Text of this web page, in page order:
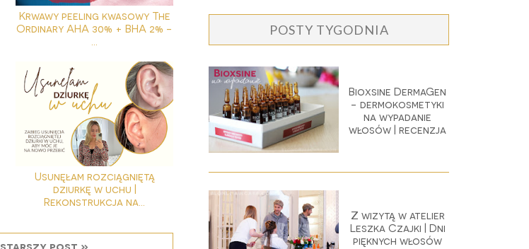
Krwawy peeling kwasowy The
Ordinary AHA 30% + BHA 2% -
Usunęłam rozciągniętą
dziurkę w uchu |
Rekonstrukcja na...
starszy post »
POSTY TYGODNIA
Bioxsine DermaGen
- dermokosmetyki
na wypadanie
włosów | recenzja
Z wizytą w atelier
Leszka Czajki | Dni
pięknych włosów